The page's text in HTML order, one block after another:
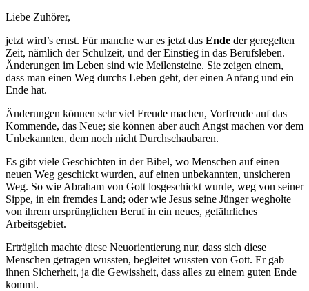
Liebe Zuhörer,
jetzt wird’s ernst. Für manche war es jetzt das Ende der geregelten
Zeit, nämlich der Schulzeit, und der Einstieg in das Berufsleben.
Änderungen im Leben sind wie Meilensteine. Sie zeigen einem,
dass man einen Weg durchs Leben geht, der einen Anfang und ein
Ende hat.
Änderungen können sehr viel Freude machen, Vorfreude auf das
Kommende, das Neue; sie können aber auch Angst machen vor dem
Unbekannten, dem noch nicht Durchschaubaren.
Es gibt viele Geschichten in der Bibel, wo Menschen auf einen
neuen Weg geschickt wurden, auf einen unbekannten, unsicheren
Weg. So wie Abraham von Gott losgeschickt wurde, weg von seiner
Sippe, in ein fremdes Land; oder wie Jesus seine Jünger wegholte
von ihrem ursprünglichen Beruf in ein neues, gefährliches
Arbeitsgebiet.
Erträglich machte diese Neuorientierung nur, dass sich diese
Menschen getragen wussten, begleitet wussten von Gott. Er gab
ihnen Sicherheit, ja die Gewissheit, dass alles zu einem guten Ende
kommt.